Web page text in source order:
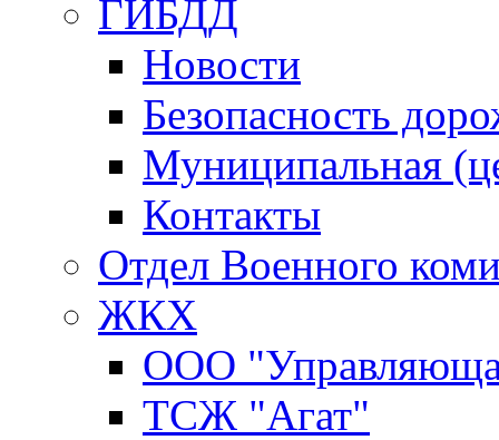
ГИБДД
Новости
Безопасность
Муниципальная
Контакты
Отдел Военного
ЖКХ
ООО
ТСЖ "Агат"